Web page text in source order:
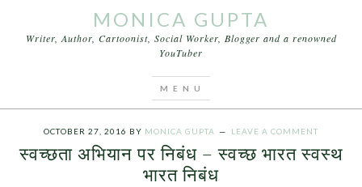
MONICA GUPTA
Writer, Author, Cartoonist, Social Worker, Blogger and a renowned
YouTuber
पर निबंध – स्वच्छ भारत स्वस्थ भारत निबंध
OCTOBER 27, 2016 BY MONICA GUPTA LEAVE A COMMENT
स्वच्छता अभियान पर निबंध – स्वच्छ भारत स्वस्थ
भारत निबंध